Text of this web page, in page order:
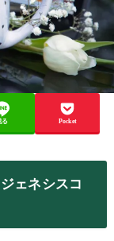
る Pocket
ェネシスコ